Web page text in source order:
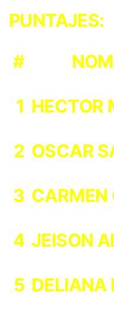
PUNTAJES:
#
1 HECTOR
2 OSCAR
3 CARMEN
4 JEISON
5 DELIANA